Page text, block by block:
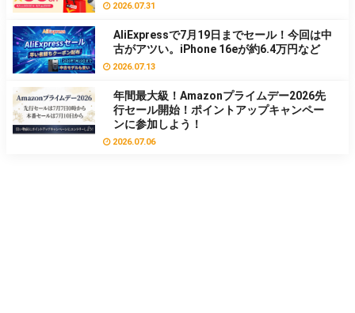
2026.07.31
AliExpressで7月19日までセール！今回は中
古がアツい。iPhone 16eが約6.4万円など
2026.07.13
年間最大級！Amazonプライムデー2026先
行セール開始！ポイントアップキャンペー
ンに参加しよう！
2026.07.06